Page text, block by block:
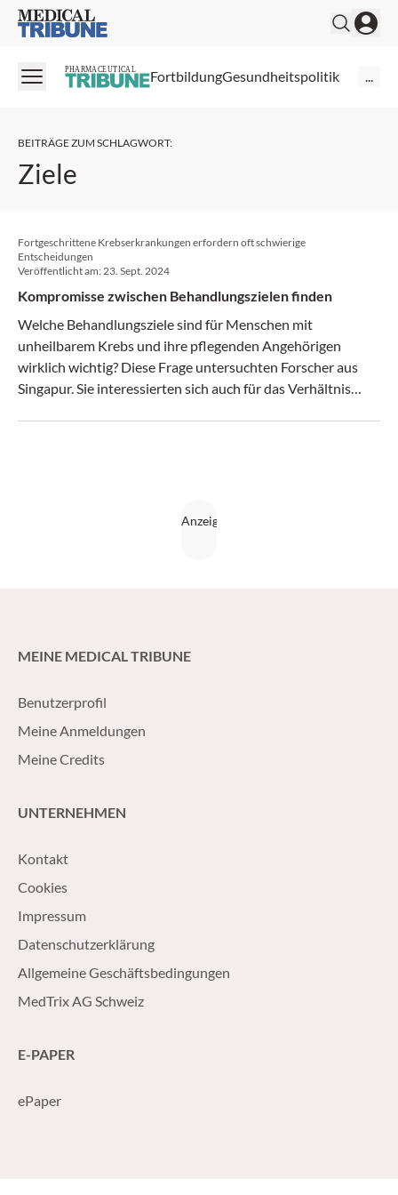
Medical Tribune
PHARMACEUTICAL FortbildungGesundheitspolitik ...
BEITRÄGE ZUM SCHLAGWORT:
Ziele
Fortgeschrittene Krebserkrankungen erfordern oft schwierige
Entscheidungen
Veröffentlicht am: 23. Sept. 2024
Kompromisse zwischen Behandlungszielen finden
Welche Behandlungsziele sind für Menschen mit
unheilbarem Krebs und ihre pflegenden Angehörigen
wirklich wichtig? Diese Frage untersuchten Forscher aus
Singapur. Sie interessierten sich auch für das Verhältnis
MEINE MEDICAL TRIBUNE
Benutzerprofil
Meine Anmeldungen
Meine Credits
UNTERNEHMEN
Kontakt
Cookies
Impressum
Datenschutzerklärung
Allgemeine Geschäftsbedingungen
MedTrix AG Schweiz
E-PAPER
ePaper